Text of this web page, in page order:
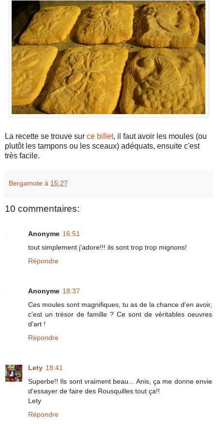
La recette se trouve sur ce billet, il faut avoir les moules (ou
plutôt les tampons ou les sceaux) adéquats, ensuite c'est
très facile.
Bergamote à 15:27
10 commentaires:
Anonyme 16:51
tout simplement j'adore!!! ils sont trop trop mignons!
Répondre
Anonyme 18:37
Ces moules sont magnifiques, tu as de la chance d'en avoir,
c'est un trésor de famille ? Ce sont de véritables oeuvres
d'art !
Répondre
Lety 18:41
Superbe!! Ils sont vraiment beau... Anis, ça me donne envie
d'essayer de faire des Rousquilles tout ça!!
Lety
Répondre